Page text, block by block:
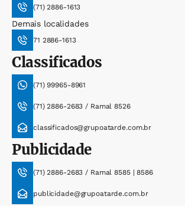
(71) 2886-1613
Demais localidades
71 2886-1613
Classificados
(71) 99965-8961
(71) 2886-2683 / Ramal 8526
classificados@grupoatarde.com.br
Publicidade
(71) 2886-2683 / Ramal 8585 | 8586
publicidade@grupoatarde.com.br